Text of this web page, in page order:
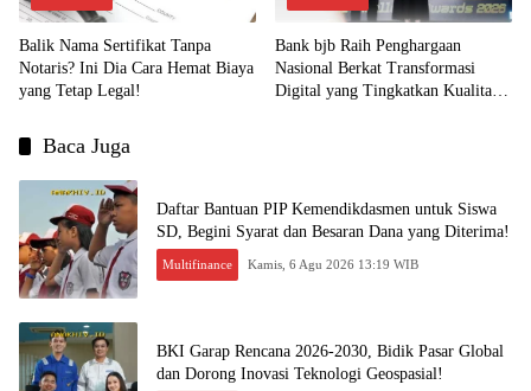
Balik Nama Sertifikat Tanpa
Notaris? Ini Dia Cara Hemat Biaya
yang Tetap Legal!
Bank bjb Raih Penghargaan
Nasional Berkat Transformasi
Digital yang Tingkatkan Kualitas
Baca Juga
Daftar Bantuan PIP Kemendikdasmen untuk Siswa
SD, Begini Syarat dan Besaran Dana yang Diterima!
Multifinance Kamis, 6 Agu 2026 13:19 WIB
BKI Garap Rencana 2026-2030, Bidik Pasar Global
dan Dorong Inovasi Teknologi Geospasial!